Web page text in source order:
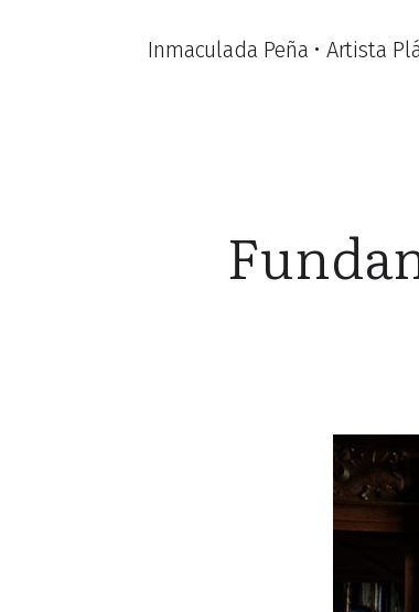
Inmaculada Peña • Artista